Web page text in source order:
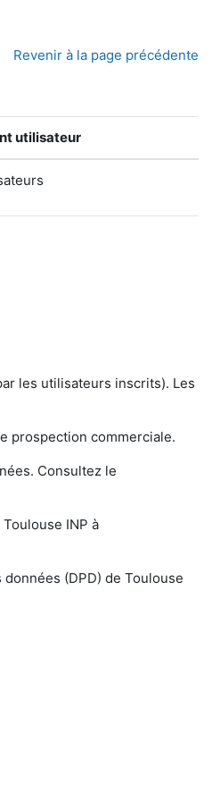
Revenir à la page précédente
utilisateur
les utilisateurs inscrits). Les
prospection commerciale.
Consultez le
INP à
(DPD) de Toulouse